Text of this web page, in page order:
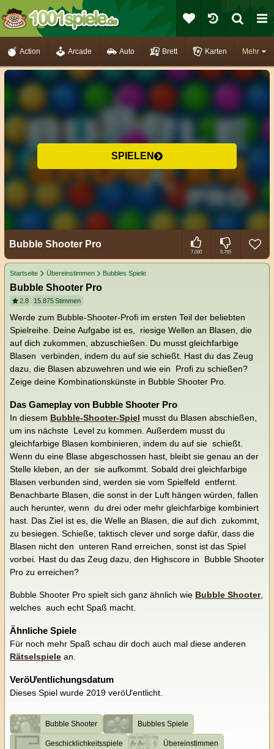
Mehr
Action Arcade Auto Brett Karten
SPIELEN
Bubble Shooter Pro
7.090 8.785
Startseite Übereinstimmen Bubbles Spiele
Bubble Shooter Pro
2.8 15.875Stimmen
Werde zum Bubble-Shooter-Profi im ersten Teil der beliebten
Spielreihe. Deine Aufgabe ist es, riesige Wellen an Blasen, die
auf dich zukommen, abzuschießen. Du musst gleichfarbige
Blasen verbinden, indem du auf sie schießt. Hast du das Zeug
dazu, die Blasen abzuwehren und wie ein Profi zu schießen?
Zeige deine Kombinationskünste in Bubble Shooter Pro.
Das Gameplay von Bubble Shooter Pro
In diesem Bubble-Shooter-Spiel musst du Blasen abschießen,
um ins nächste Level zu kommen. Außerdem musst du
gleichfarbige Blasen kombinieren, indem du auf sie schießt.
Wenn du eine Blase abgeschossen hast, bleibt sie genau an der
Stelle kleben, an der sie aufkommt. Sobald drei gleichfarbige
Blasen verbunden sind, werden sie vom Spielfeld entfernt.
Benachbarte Blasen, die sonst in der Luft hängen würden, fallen
auch herunter, wenn du drei oder mehr gleichfarbige kombiniert
hast. Das Ziel ist es, die Welle an Blasen, die auf dich zukommt,
zu besiegen. Schieße, taktisch clever und sorge dafür, dass die
Blasen nicht den unteren Rand erreichen, sonst ist das Spiel
vorbei. Hast du das Zeug dazu, den Highscore in Bubble Shooter
Pro zu erreichen?
Bubble Shooter Pro spielt sich ganz ähnlich wie Bubble Shooter,
welches auch echt Spaß macht.
Ähnliche Spiele
Für noch mehr Spaß schau dir doch auch mal diese anderen
Rätselspiele an.
VeröƯentlichungsdatum
Dieses Spiel wurde 2019 veröƯentlicht.
Bubble Shooter Bubbles Spiele
Geschicklichkeitsspiele Übereinstimmen